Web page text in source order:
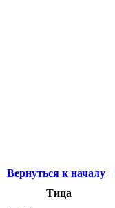
Вернуться к началу
Тица